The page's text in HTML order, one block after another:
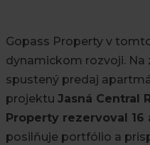
Gopass Property v
dynamickom rozvoji. Na
spustený predaj
projektu Jasná Central
Property rezervoval 16
posilňuje portfólio a